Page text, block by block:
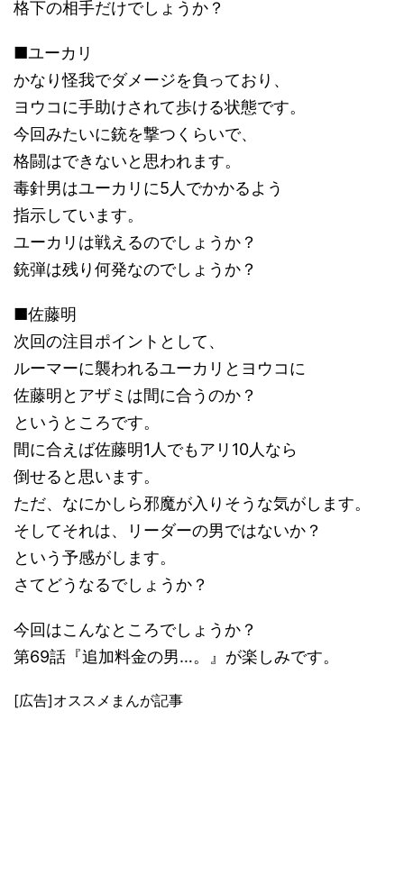
格下の相手だけでしょうか？
■ユーカリ
かなり怪我でダメージを負っており、
ヨウコに手助けされて歩ける状態です。
今回みたいに銃を撃つくらいで、
格闘はできないと思われます。
毒針男はユーカリに5人でかかるよう
指示しています。
ユーカリは戦えるのでしょうか？
銃弾は残り何発なのでしょうか？
■佐藤明
次回の注目ポイントとして、
ルーマーに襲われるユーカリとヨウコに
佐藤明とアザミは間に合うのか？
というところです。
間に合えば佐藤明1人でもアリ10人なら
倒せると思います。
ただ、なにかしら邪魔が入りそうな気がします。
そしてそれは、リーダーの男ではないか？
という予感がします。
さてどうなるでしょうか？
今回はこんなところでしょうか？
第69話『追加料金の男…。』が楽しみです。
[広告]オススメまんが記事